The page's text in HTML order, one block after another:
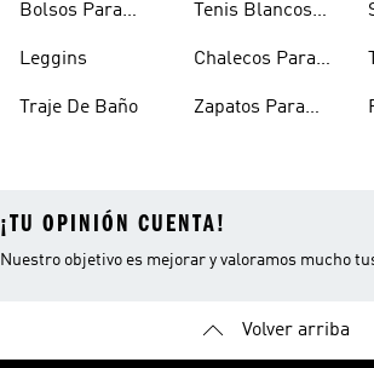
Bolsos Para
Leggins
Traje De Baño
Tenis Blancos
Chalecos Para
Zapatos Para
¡TU OPINIÓN CUENTA!
Nuestro objetivo es mejorar y valoramos mucho
Volver arriba